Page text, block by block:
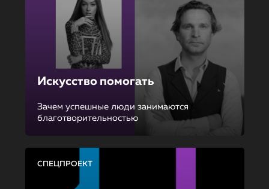
Искусство помогать
Зачем успешные люди занимаются
благотворительностью
СПЕЦПРОЕКТ